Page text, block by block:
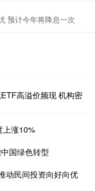
预计今年将降息一次
高溢价频现 机构密
上涨10%
国绿色转型
动民间投资向好向优